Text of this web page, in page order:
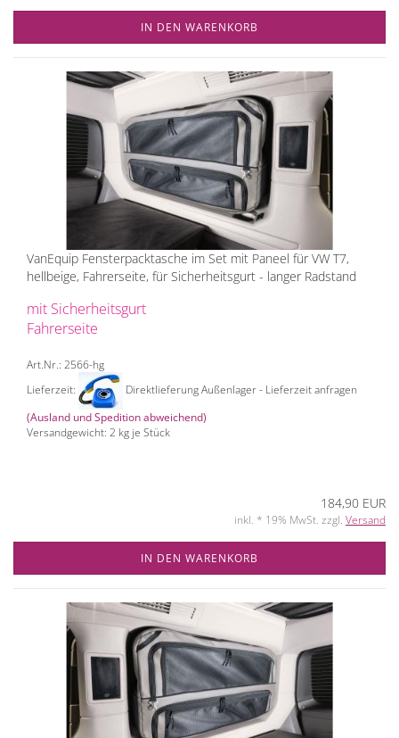
IN DEN WARENKORB
VanEquip Fensterpacktasche im Set mit Paneel für VW T7,
hellbeige, Fahrerseite, für Sicherheitsgurt - langer Radstand
mit Sicherheitsgurt
Fahrerseite
Art.Nr.: 2566-hg
Lieferzeit:
Direktlieferung Außenlager - Lieferzeit anfragen
(Ausland und Spedition abweichend)
Versandgewicht: 2 kg je Stück
184,90 EUR
inkl. * 19% MwSt. zzgl. Versand
IN DEN WARENKORB